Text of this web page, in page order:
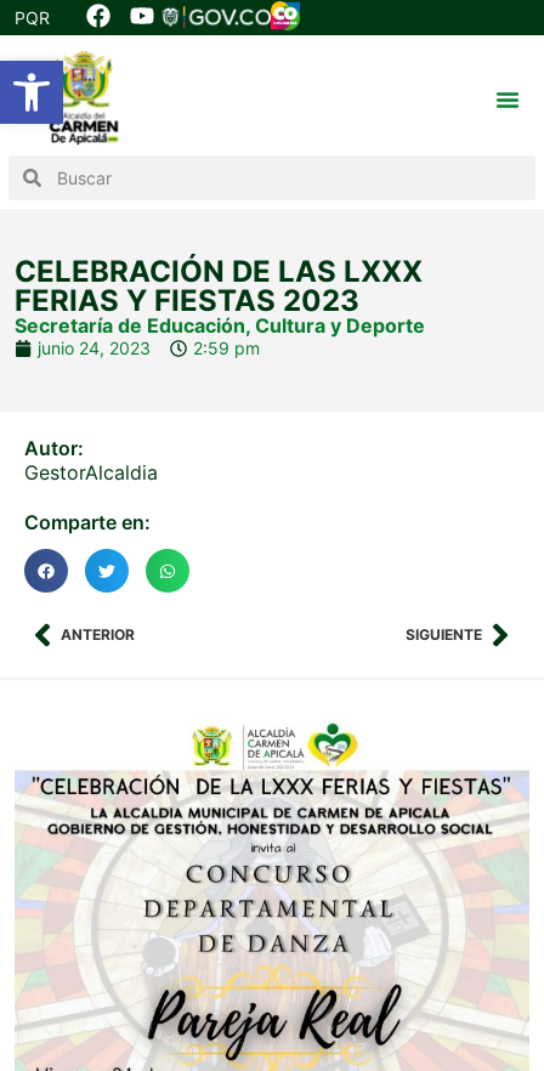
Abrir barra de herramientas
PQR
CELEBRACIÓN DE LAS LXXX
FERIAS Y FIESTAS 2023
Secretaría de Educación, Cultura y Deporte
junio 24, 2023 2:59 pm
Autor:
GestorAlcaldia
Comparte en:
ANTERIOR SIGUIENTE